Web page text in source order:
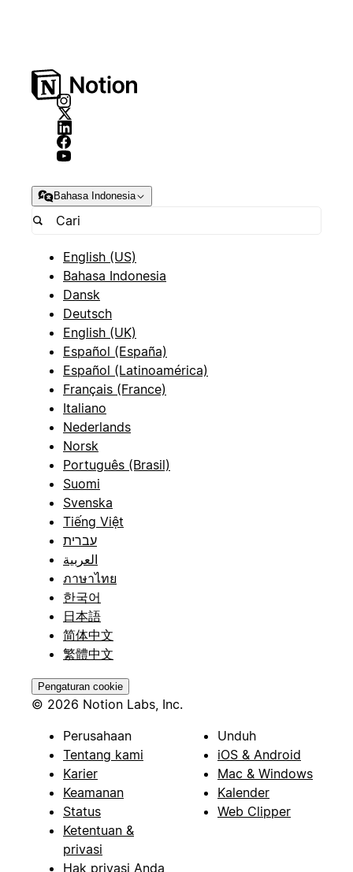
Bahasa Indonesia
English (US)
Bahasa Indonesia
Dansk
Deutsch
English (UK)
Español (España)
Español (Latinoamérica)
Français (France)
Italiano
Nederlands
Norsk
Português (Brasil)
Suomi
Svenska
Tiếng Việt
עברית
العربية
ภาษาไทย
한국어
日本語
简体中文
繁體中文
Pengaturan cookie
© 2026 Notion Labs, Inc.
Perusahaan
Tentang kami
Karier
Keamanan
Status
Ketentuan &
privasi
Hak privasi Anda
Unduh
iOS & Android
Mac & Windows
Kalender
Web Clipper